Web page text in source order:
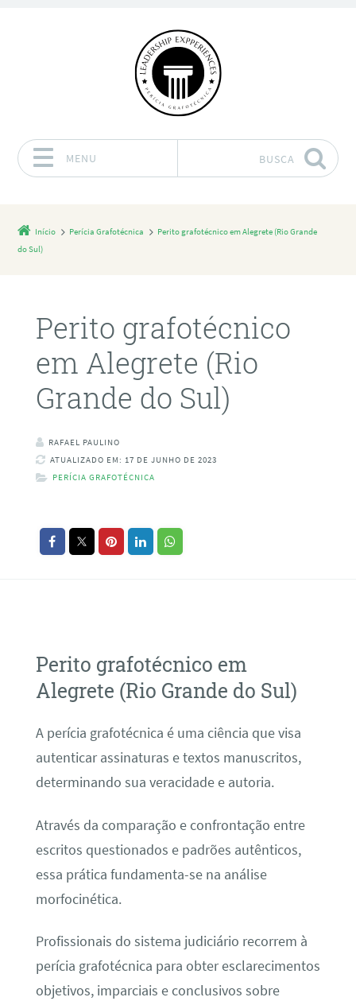
MENU BUSCA
Início Perícia Grafotécnica
Perito grafotécnico em Alegrete (Rio Grande
do Sul)
Perito grafotécnico
em Alegrete (Rio
Grande do Sul)
RAFAEL PAULINO
ATUALIZADO EM: 17 DE JUNHO DE 2023
PERÍCIA GRAFOTÉCNICA
Perito grafotécnico em
Alegrete (Rio Grande do Sul)
A perícia grafotécnica é uma ciência que visa
autenticar assinaturas e textos manuscritos,
determinando sua veracidade e autoria.
Através da comparação e confrontação entre
escritos questionados e padrões autênticos,
essa prática fundamenta-se na análise
morfocinética.
Profissionais do sistema judiciário recorrem à
perícia grafotécnica para obter esclarecimentos
objetivos, imparciais e conclusivos sobre